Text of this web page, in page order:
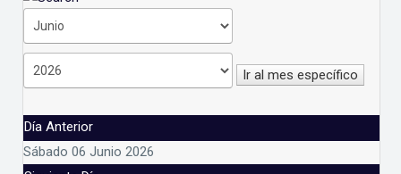
Ir al mes específico
Día Anterior
Sábado 06 Junio 2026